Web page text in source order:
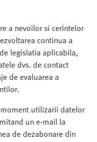
a nevoilor si cerintelor
continua a
legislatia aplicabila,
dvs. de contact
de evaluarea a
utilizarii datelor
un e-mail la
de dezabonare din